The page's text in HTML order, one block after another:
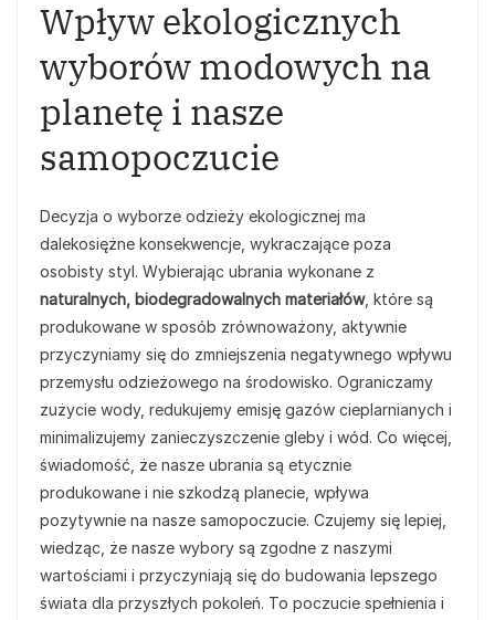
Wpływ ekologicznych
wyborów modowych na
planetę i nasze
samopoczucie
Decyzja o wyborze odzieży ekologicznej ma
dalekosiężne konsekwencje, wykraczające poza
osobisty styl. Wybierając ubrania wykonane z
naturalnych, biodegradowalnych materiałów, które są
produkowane w sposób zrównoważony, aktywnie
przyczyniamy się do zmniejszenia negatywnego wpływu
przemysłu odzieżowego na środowisko. Ograniczamy
zużycie wody, redukujemy emisję gazów cieplarnianych i
minimalizujemy zanieczyszczenie gleby i wód. Co więcej,
świadomość, że nasze ubrania są etycznie
produkowane i nie szkodzą planecie, wpływa
pozytywnie na nasze samopoczucie. Czujemy się lepiej,
wiedząc, że nasze wybory są zgodne z naszymi
wartościami i przyczyniają się do budowania lepszego
świata dla przyszłych pokoleń. To poczucie spełnienia i